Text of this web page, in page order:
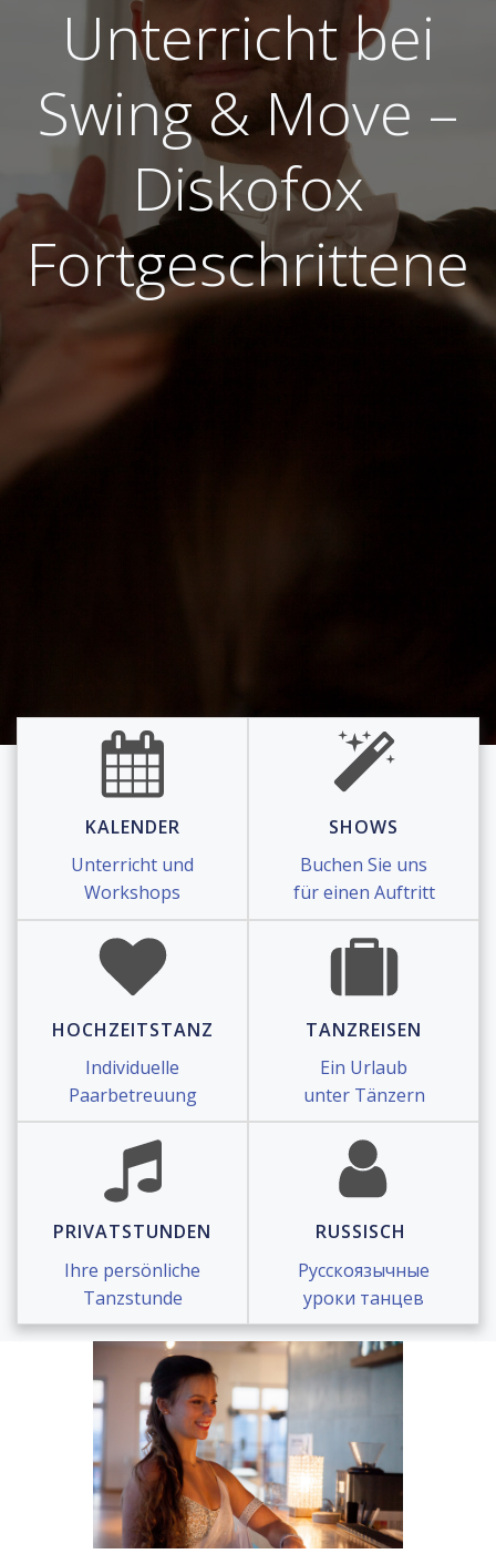
Unterricht bei
Swing & Move –
Diskofox
Fortgeschrittene
KALENDER
Unterricht und
Workshops
SHOWS
Buchen Sie uns
für einen Auftritt
HOCHZEITSTANZ
Individuelle
Paarbetreuung
TANZREISEN
Ein Urlaub
unter Tänzern
PRIVATSTUNDEN
Ihre persönliche
Tanzstunde
RUSSISCH
Русскоязычные
уроки танцев